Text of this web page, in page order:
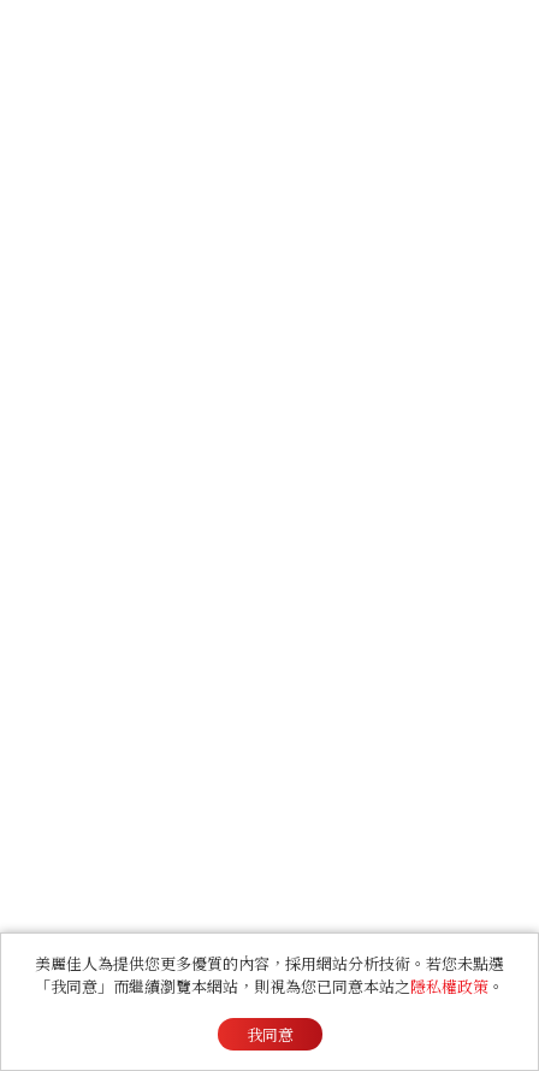
美麗佳人為提供您更多優質的內容，採用網站分析技術。若您未點選
「我同意」而繼續瀏覽本網站，則視為您已同意本站之隱私權政策 。
我同意